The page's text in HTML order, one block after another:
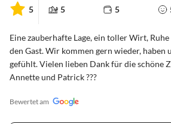
5 5 5
Eine zauberhafte Lage, ein toller Wirt,
den Gast. Wir kommen gern wieder, haben
gefühlt. Vielen lieben Dank für die schöne
Annette und Patrick ???
Bewertet am